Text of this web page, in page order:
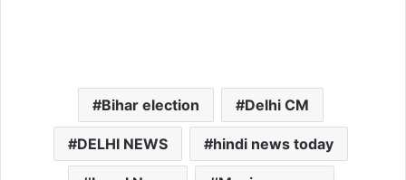
Bihar election Delhi CM
DELHI NEWS hindi news today